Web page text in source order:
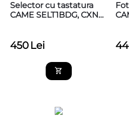
Selector cu tastatura
CAME SELT1BDG, CXN
450 Lei